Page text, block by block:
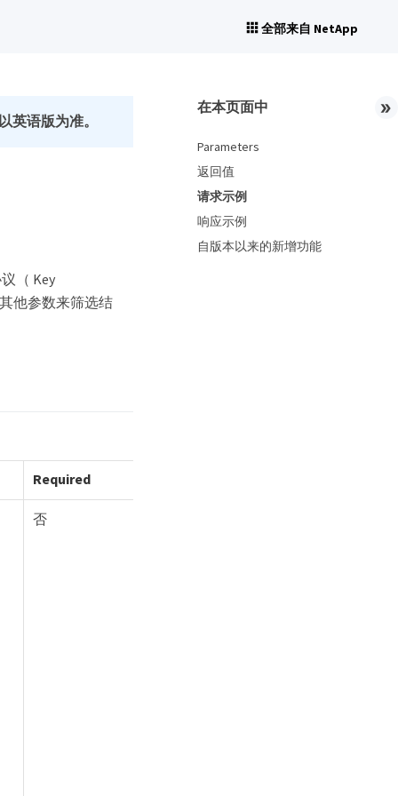
全部来自 NetApp
英语版为准。
（ Key
他参数来筛选结
Required
否
在本页面中
Parameters
返回值
请求示例
响应示例
自版本以来的新增功能